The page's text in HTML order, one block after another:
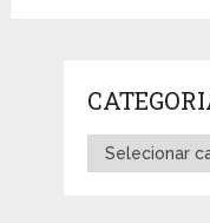
Categorias